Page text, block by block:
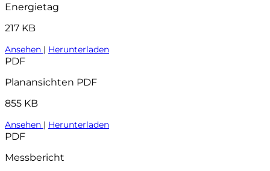
Energietag
217 KB
Ansehen | Herunterladen
PDF
Planansichten PDF
855 KB
Ansehen | Herunterladen
PDF
Messbericht